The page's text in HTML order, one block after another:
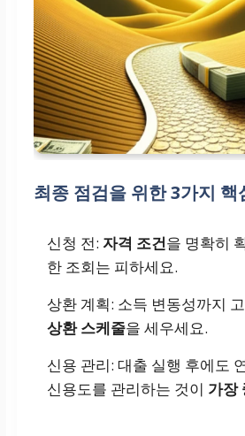
최종 점검을 위한 3가지 핵
신청 전: 자격 조건을 명확히
한 조회는 피하세요.
상환 계획: 소득 변동성까지
상환 스케줄을 세우세요.
신용 관리: 대출 실행 후에도
신용도를 관리하는 것이 가장